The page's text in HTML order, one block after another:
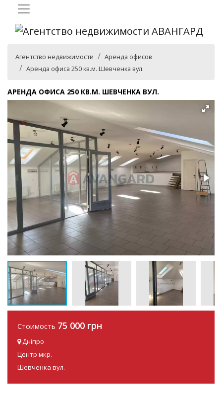
Агентство недвижимости
Аренда офисов
Аренда офиса 250 кв.м. Шевченка вул.
АРЕНДА ОФИСА 250 КВ.М. ШЕВЧЕНКА ВУЛ.
Стоимость 75 000 грн
Дніпро
Центр мкр.
Шевченка вул.